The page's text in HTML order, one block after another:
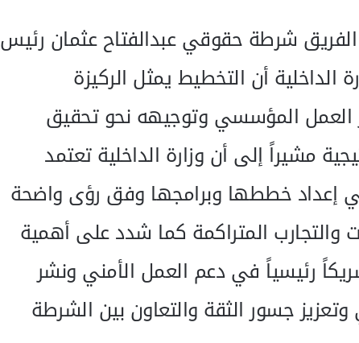
الفريق شرطة حقوقي عبدالفتاح عثمان رئيس
الداخلية أن التخطيط يمثل الركيزة
العمل المؤسسي وتوجيهه نحو تحقيق
مشيراً إلى أن وزارة الداخلية تعتمد
إعداد خططها وبرامجها وفق رؤى واضحة
والتجارب المتراكمة كما شدد على أهمية
رئيسياً في دعم العمل الأمني ونشر
جسور الثقة والتعاون بين الشرطة